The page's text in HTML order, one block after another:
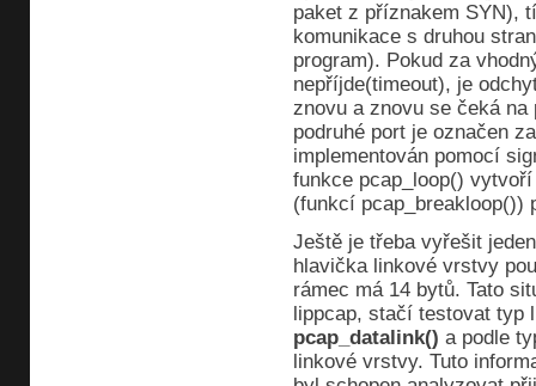
paket z příznakem SYN),
komunikace s druhou
program). Pokud za
nepříjde(timeout), je
znovu a znovu se čeká na
podruhé port je označen
implementován pomocí
funkce pcap_loop()
(funkcí pcap_breakloop())
Ještě je třeba vyřešit
hlavička linkové vrstvy
rámec má 14 bytů. Tato
lippcap, stačí testovat typ
pcap_datalink() a podle
linkové vrstvy. Tuto